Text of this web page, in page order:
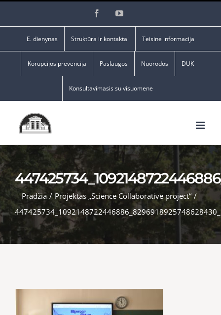
FacebookYouTube
E. dienynas Struktūra ir kontaktai Teisinė informacija
Korupcijos prevencija Paslaugos Nuorodos DUK
Konsultavimasis su visuomene
Pradžia / Projektas „Science Collaborative project“ /